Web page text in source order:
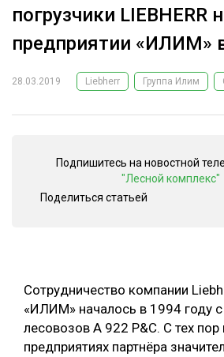
ПРОИЗВОДСТВО ДРЕВЕСНЫХ ПЛИТ
ДЕРЕВЯННОЕ ДОМОСТРОЕНИЕ
БЕЗОПАСНОЕ ПРОИЗВОДСТВО
ПОДБОРКИ СТАТЕЙ
погрузчики LIEBHERR
предприятии «ИЛИМ»
28.03.2019 Liebherr Группа Илим
Сотрудничество компании
«ИЛИМ» началось в 1994 году
лесовозов A 922 P&C. С тех пор
предприятиях партнёра
Подпишитесь на новостной
"Лесной комплекс"
Поделиться статьей